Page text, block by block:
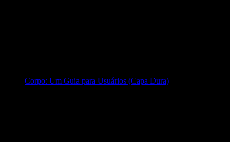
Corpo: Um Guia para Usuários (Capa Dura)